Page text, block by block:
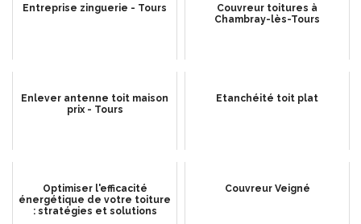
Entreprise zinguerie - Tours
Couvreur toitures à
Chambray-lès-Tours
Enlever antenne toit maison
prix - Tours
Etanchéité toit plat
Optimiser l'efficacité
énergétique de votre toiture
: stratégies et solutions
Couvreur Veigné